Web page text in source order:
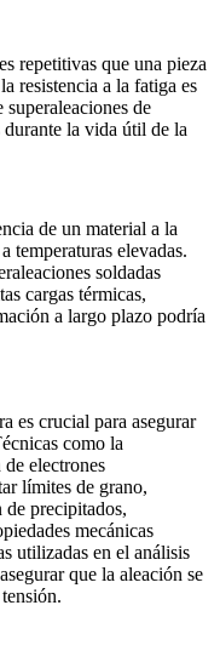
repetitivas que una pieza
resistencia a la fatiga es
superaleaciones de
la vida útil de la
de un material a la
temperaturas elevadas.
soldadas
cargas térmicas,
a largo plazo podría
es crucial para asegurar
como la
electrones
límites de grano,
precipitados,
mecánicas
utilizadas en el análisis
que la aleación se